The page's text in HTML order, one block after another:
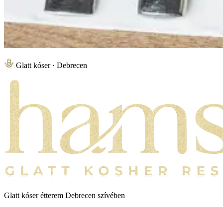
Glatt kóser · Debrecen
Glatt kóser étterem Debrecen szívében